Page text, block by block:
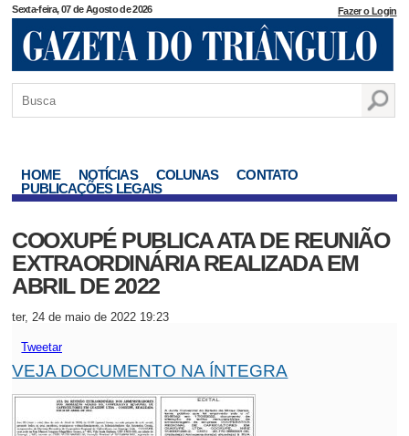
Sexta-feira, 07 de Agosto de 2026 Fazer o Login
HOME NOTÍCIAS COLUNAS
CONTATO
PUBLICAÇÕES LEGAIS
COOXUPÉ PUBLICA ATA DE REUNIÃO
EXTRAORDINÁRIA REALIZADA EM
ABRIL DE 2022
ter, 24 de maio de 2022 19:23
Tweetar
VEJA DOCUMENTO NA ÍNTEGRA